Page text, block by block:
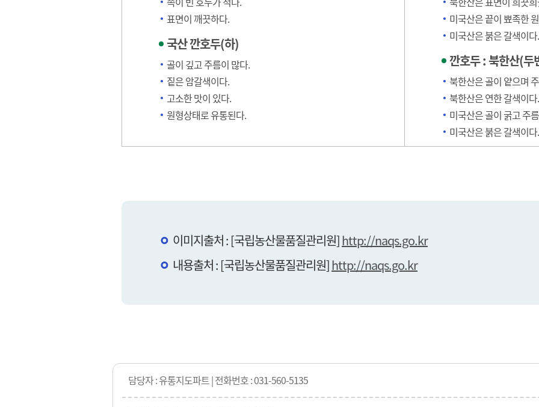
표면이 깨끗하다.
국산 깐호두(하)
골이 깊고 주름이 많다.
짙은 암갈색이다.
고소한 맛이 있다.
원형상태로 유통된다.
미국산은 끝이 뾰족한
미국산은 붉은 갈색이다.
깐호두 : 북한산(
북한산은 골이 얕으며
북한산은 연한 갈색이다.
미국산은 골이 굵고 주
미국산은 붉은 갈색이다.
이미지출처 : [국립농산물품질관리원]http://naqs.go.kr
내용출처 : [국립농산물품질관리원]http://naqs.go.kr
담당자 : 유통지도파트 | 전화번호 : 031-560-5135